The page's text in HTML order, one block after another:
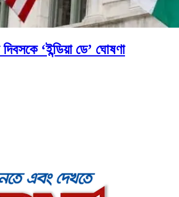
‘ইন্ডিয়া ডে’ ঘোষণা